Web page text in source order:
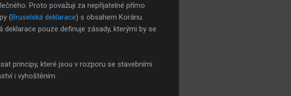
Proto považuji za nepřijatelné přímo
(Bruselská deklarace) s obsahem Koránu.
pouze definuje zásady, kterými by se
principy, které jsou v rozporu se stavebními
i vyhoštěním.